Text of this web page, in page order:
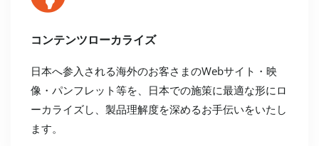
コンテンツローカライズ
日本へ参入される海外のお客さまのWebサイト・映
像・パンフレット等を、日本での施策に最適な形にロ
ーカライズし、製品理解度を深めるお手伝いをいたし
ます。